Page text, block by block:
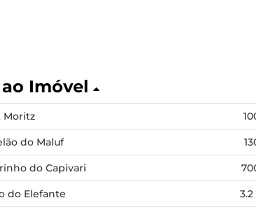
Imóvel
Moritz
do Maluf
do Capivari
do Elefante